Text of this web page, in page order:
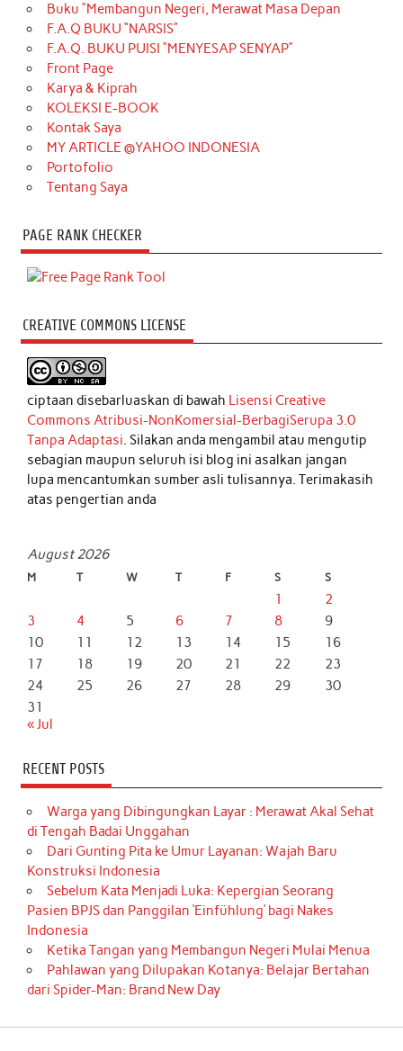
Buku “Membangun Negeri, Merawat Masa Depan
F.A.Q BUKU “NARSIS”
F.A.Q. BUKU PUISI “MENYESAP SENYAP”
Front Page
Karya & Kiprah
KOLEKSI E-BOOK
Kontak Saya
MY ARTICLE @YAHOO INDONESIA
Portofolio
Tentang Saya
PAGE RANK CHECKER
CREATIVE COMMONS LICENSE
ciptaan disebarluaskan di bawah Lisensi Creative
Commons Atribusi-NonKomersial-BerbagiSerupa 3.0
Tanpa Adaptasi. Silakan anda mengambil atau mengutip
sebagian maupun seluruh isi blog ini asalkan jangan
lupa mencantumkan sumber asli tulisannya. Terimakasih
atas pengertian anda
August 2026
M T W T F S S
1
2
3
4 5 6 7 8
9
10
11 12 13 14 15
16
17
18 19 20 21 22
23
24
25 26 27 28 29
30
31
« Jul
RECENT POSTS
Warga yang Dibingungkan Layar : Merawat Akal Sehat
di Tengah Badai Unggahan
Dari Gunting Pita ke Umur Layanan: Wajah Baru
Konstruksi Indonesia
Sebelum Kata Menjadi Luka: Kepergian Seorang
Pasien BPJS dan Panggilan ‘Einfühlung’ bagi Nakes
Indonesia
Ketika Tangan yang Membangun Negeri Mulai Menua
Pahlawan yang Dilupakan Kotanya: Belajar Bertahan
dari Spider-Man: Brand New Day